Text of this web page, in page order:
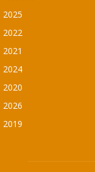
2025
2022
2021
2024
2020
2026
2019